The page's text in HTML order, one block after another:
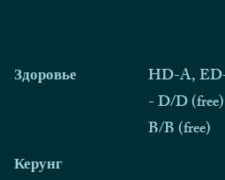
Здоровье
Керунг
HD-A,
- D/D
B/B (free)